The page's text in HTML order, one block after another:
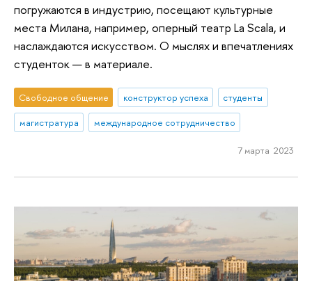
погружаются в индустрию, посещают культурные
места Милана, например, оперный театр La Scala, и
наслаждаются искусством. О мыслях и впечатлениях
студенток — в материале.
Свободное общение конструктор успеха
студенты
магистратура
международное сотрудничество
7 марта 2023